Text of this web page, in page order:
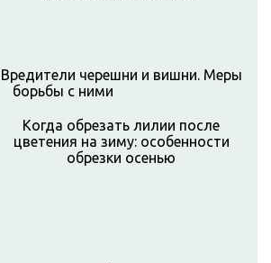
Вредители черешни и вишни. Меры
борьбы с ними
Когда обрезать лилии после
цветения на зиму: особенности
обрезки осенью